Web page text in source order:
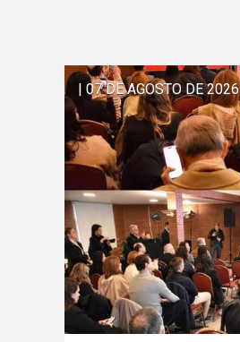
| 07 DE AGOSTO DE 2026